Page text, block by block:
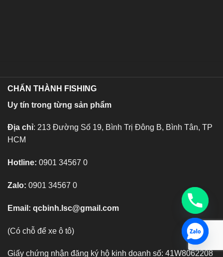
CHẤN THÀNH FISHING
Uy tín trong từng sản phẩm
Địa chỉ: 213 Đường Số 19, Bình Trị Đông B, Bình Tân, TP
HCM
Hotline: 0901 34567 0
Zalo: 0901 34567 0
Email: qcbinh.lsc@gmail.com
(Có chỗ để xe ô tô)
Giấy chứng nhận đăng ký hộ kinh doanh số: 41W8062208